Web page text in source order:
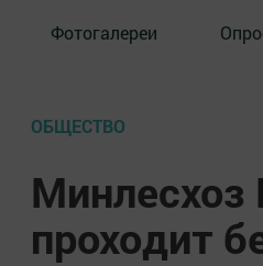
Фотогалереи
ОБЩЕСТВО
Минлесхоз
проходит